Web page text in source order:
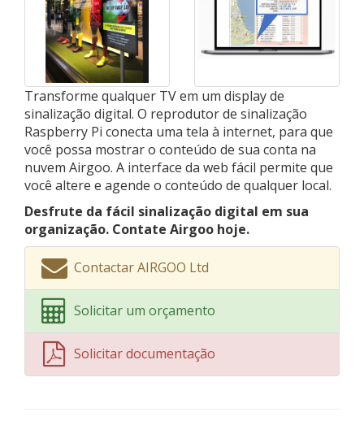
Transforme qualquer TV em um display de
sinalização digital. O reprodutor de sinalização
Raspberry Pi conecta uma tela à internet, para que
você possa mostrar o conteúdo de sua conta na
nuvem Airgoo. A interface da web fácil permite que
você altere e agende o conteúdo de qualquer local.
Desfrute da fácil sinalização digital em sua
organização. Contate Airgoo hoje.
Contactar AIRGOO Ltd
Solicitar um orçamento
Solicitar documentação